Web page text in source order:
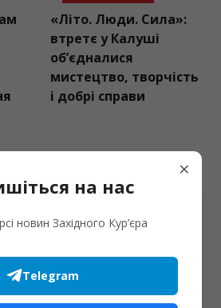
«Літо. Люди. Сила»:
втретє у Калуші
об’єдналися
мистецтво, творчість
і добрі справи
коментар
не буде опублікована.
×
на нас
новин Західного Кур’єра
Telegram